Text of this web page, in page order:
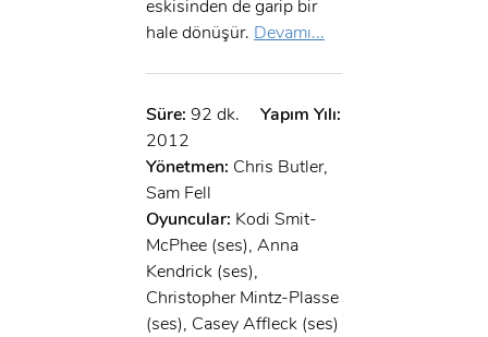
eskisinden de garip bir
hale dönüşür. Devamı...
Süre: 92 dk.
Yapım Yılı:
2012
Yönetmen: Chris Butler,
Sam Fell
Oyuncular: Kodi Smit-
McPhee (ses), Anna
Kendrick (ses),
Christopher Mintz-Plasse
(ses), Casey Affleck (ses)